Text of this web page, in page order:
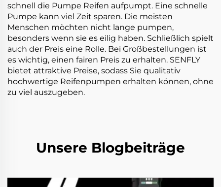
schnell die Pumpe Reifen aufpumpt. Eine schnelle
Pumpe kann viel Zeit sparen. Die meisten
Menschen möchten nicht lange pumpen,
besonders wenn sie es eilig haben. Schließlich spielt
auch der Preis eine Rolle. Bei Großbestellungen ist
es wichtig, einen fairen Preis zu erhalten. SENFLY
bietet attraktive Preise, sodass Sie qualitativ
hochwertige Reifenpumpen erhalten können, ohne
zu viel auszugeben.
Unsere Blogbeiträge